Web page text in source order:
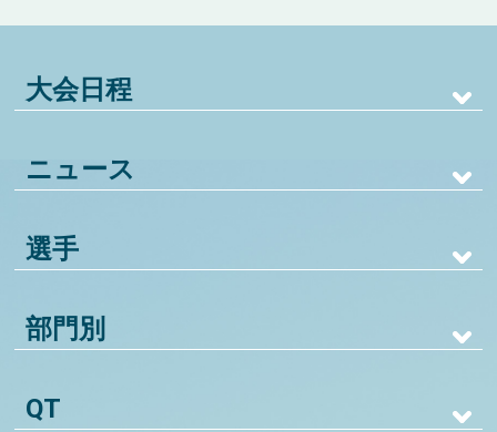
大会日程
ニュース
選手
部門別
QT